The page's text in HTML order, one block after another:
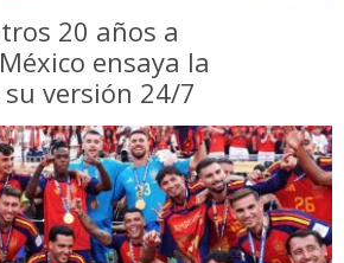
20 años a
ensaya la
versión 24/7